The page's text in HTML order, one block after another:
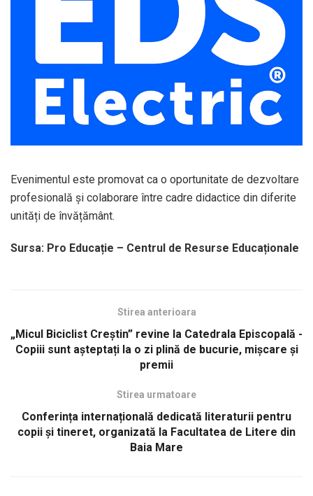
Evenimentul este promovat ca o oportunitate de dezvoltare
profesională și colaborare între cadre didactice din diferite
unități de învățământ.
Sursa: Pro Educație – Centrul de Resurse Educaționale
Stirea anterioara
„Micul Biciclist Creștin” revine la Catedrala Episcopală -
Copiii sunt așteptați la o zi plină de bucurie, mișcare și
premii
Stirea urmatoare
Conferința internațională dedicată literaturii pentru
copii și tineret, organizată la Facultatea de Litere din
Baia Mare